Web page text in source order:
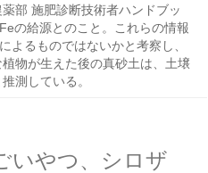
部 施肥診断技術者ハンドブッ
の給源とのこと。これらの情報
るものではないかと考察し、
物が生えた後の真砂土は、土壌
測している。
いやつ、シロザ